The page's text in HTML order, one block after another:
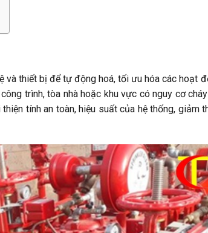
và thiết bị để tự động hoá, tối ưu hóa các hoạt
trình, tòa nhà hoặc khu vực có nguy cơ
tính an toàn, hiệu suất của hệ thống, giảm